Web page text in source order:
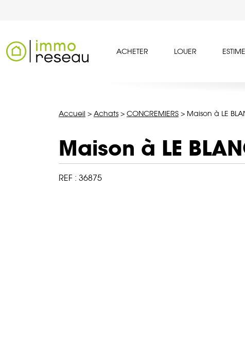
ACHETER LOUER
Accueil > Achats > CONCREMIERS > Maison à LE
Maison à LE
REF : 36875